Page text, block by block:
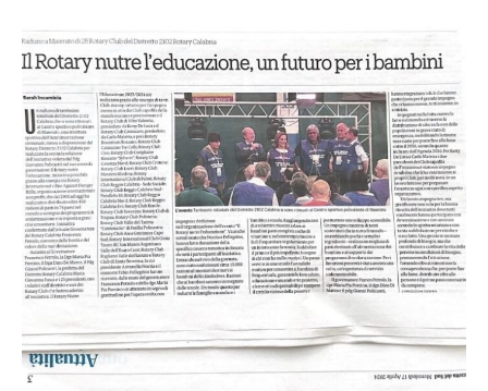
Progetti
Notizie
Programmi
Calendario
Eventi
Documenti